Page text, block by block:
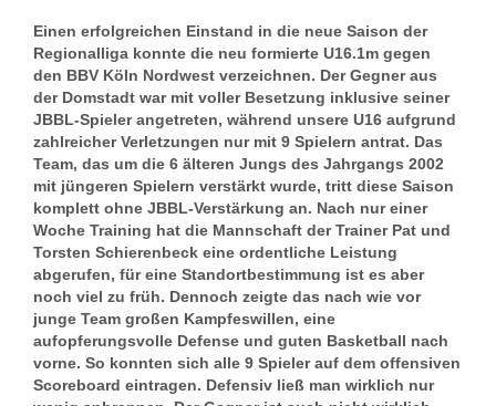
Einen erfolgreichen Einstand in die neue Saison der
Regionalliga konnte die neu formierte U16.1m gegen
den BBV Köln Nordwest verzeichnen. Der Gegner aus
der Domstadt war mit voller Besetzung inklusive seiner
JBBL-Spieler angetreten, während unsere U16 aufgrund
zahlreicher Verletzungen nur mit 9 Spielern antrat. Das
Team, das um die 6 älteren Jungs des Jahrgangs 2002
mit jüngeren Spielern verstärkt wurde, tritt diese Saison
komplett ohne JBBL-Verstärkung an. Nach nur einer
Woche Training hat die Mannschaft der Trainer Pat und
Torsten Schierenbeck eine ordentliche Leistung
abgerufen, für eine Standortbestimmung ist es aber
noch viel zu früh. Dennoch zeigte das nach wie vor
junge Team großen Kampfeswillen, eine
aufopferungsvolle Defense und guten Basketball nach
vorne. So konnten sich alle 9 Spieler auf dem offensiven
Scoreboard eintragen. Defensiv ließ man wirklich nur